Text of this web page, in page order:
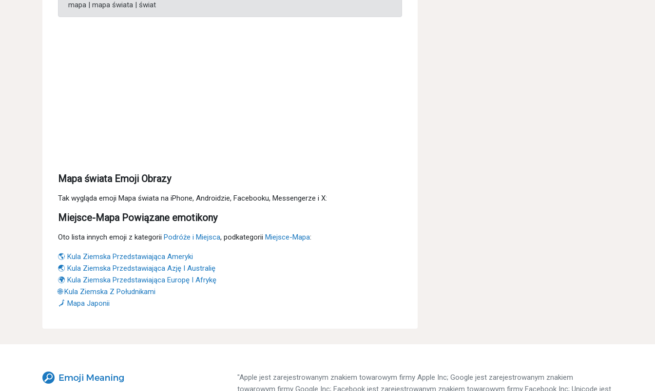
mapa | mapa świata | świat
Mapa świata Emoji Obrazy
Tak wygląda emoji Mapa świata na iPhone, Androidzie, Facebooku, Messengerze i X:
Miejsce-Mapa Powiązane emotikony
Oto lista innych emoji z kategorii Podróże i Miejsca, podkategorii Miejsce-Mapa:
🌎 Kula Ziemska Przedstawiająca Ameryki
🌏 Kula Ziemska Przedstawiająca Azję I Australię
🌍 Kula Ziemska Przedstawiająca Europę I Afrykę
🌐 Kula Ziemska Z Południkami
🗾 Mapa Japonii
"Apple jest zarejestrowanym znakiem towarowym firmy Apple Inc; Google jest zarejestrowanym znakiem
towarowym firmy Google Inc; Facebook jest zarejestrowanym znakiem towarowym firmy Facebook Inc; Unicode jest